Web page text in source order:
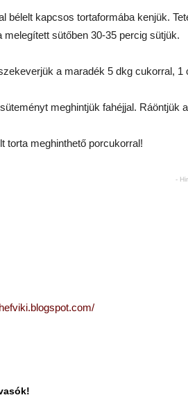
bélelt kapcsos tortaformába kenjük.
melegített sütőben 30-35 percig sütjük.
a maradék 5 dkg cukorral,
meghintjük fahéjjal. Ráöntjük
torta meghinthető porcukorral!
-